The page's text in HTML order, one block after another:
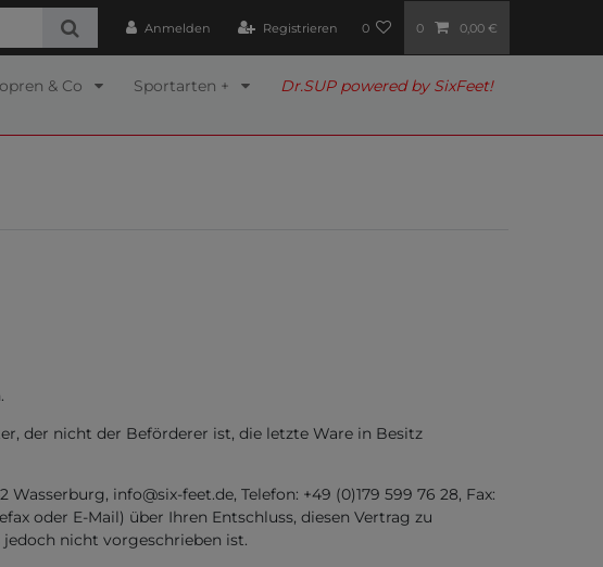
Anmelden Registrieren 0 0 0,00 €
& Co Sportarten + Dr.SUP powered by SixFeet!
der nicht der Beförderer ist, die letzte Ware in Besitz
info@six-feet.de, Telefon: +49 (0)179 599 76 28, Fax:
oder E-Mail) über Ihren Entschluss, diesen Vertrag zu
nicht vorgeschrieben ist.